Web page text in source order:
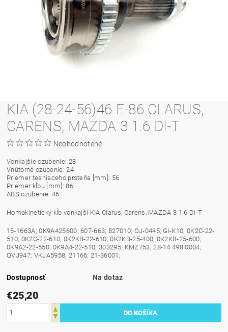
KIA (28-24-56)46 E-86 CLARUS,
CARENS, MAZDA 3 1.6 DI-T
Neohodnotené
Vonkajšie ozubenie: 28
Vnútorné ozubenie: 24
Priemer tesniaceho prsteňa [mm]: 56
Priemer kĺbu [mm]: 86
ABS ozubenie: 46
Homokinetický kĺb vonkajší KIA Clarus, Carens, MAZDA 3 1.6 Di-T
15-1663A; 0K9A425600; 607-663; 827010; OJ-0445; GI-K10; 0K2C-22-
510; 0K2C-22-610; 0K2KB-22-610; 0K2KB-25-400; 0K2KB-25-600;
0K9A2-22-550; 0K9A4-22-510; 303295; KMZ753; 28-14 498 0004;
QVJ947; VKJA5958; 21166; 21-36001;
Dostupnosť Na dotaz
€25,20